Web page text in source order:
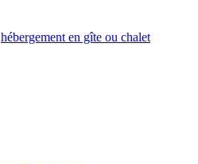
hébergement en gîte ou chalet